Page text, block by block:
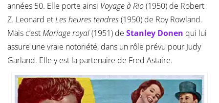
années 50. Elle porte ainsi Voyage à Rio(1950) de Robert
Z. Leonard etLes heures tendres(1950) de Roy Rowland.
Mais c’estMariage royal(1951) de Stanley Donen qui lui
assure une vraie notoriété, dans un rôle prévu pour Judy
Garland. Elle y est la partenaire de Fred Astaire.